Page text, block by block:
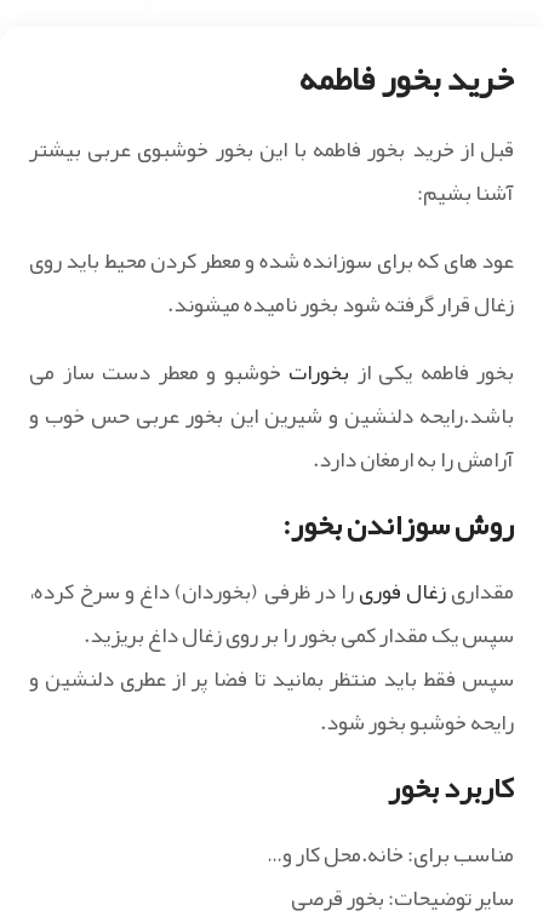
خرید بخور فاطمه
قبل از خرید بخور فاطمه با این بخور خوشبوی عربی بیشتر
آشنا بشیم:
عود های که برای سوزانده شده و معطر کردن محیط باید روی
زغال قرار گرفته شود بخور نامیده میشوند.
بخور فاطمه یکی از بخورات خوشبو و معطر دست ساز می
باشد.رایحه دلنشین و شیرین این بخور عربی حس خوب و
آرامش را به ارمغان دارد.
روش سوزاندن بخور:
مقداریزغال فوریرا در ظرفی (بخوردان) داغ و سرخ کرده،
سپس یک مقدار کمی بخور را بر روی زغال داغ بریزید.
سپس فقط باید منتظر بمانید تا فضا پر از عطری دلنشین و
رایحه خوشبو بخور شود.
کاربرد بخور
مناسب برای: خانه.محل کار و…
سایر توضیحات: بخور قرصی